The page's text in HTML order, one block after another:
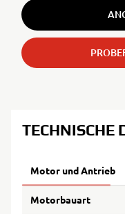
TECHNISCHE
Motor und Antrieb
Motorbauart